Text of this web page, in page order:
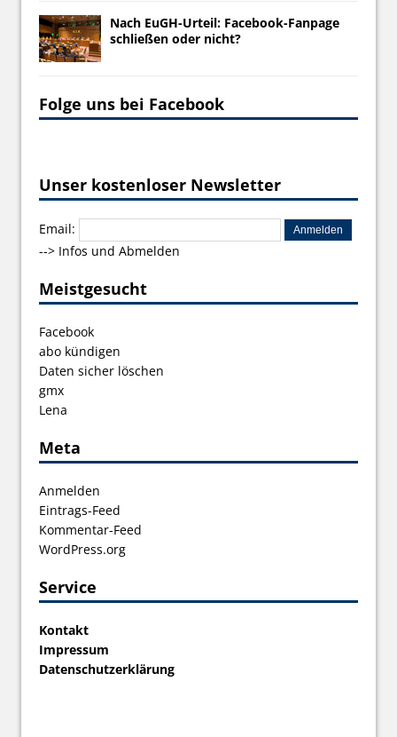
Nach EuGH-Urteil: Facebook-Fanpage
schließen oder nicht?
Folge uns bei Facebook
Unser kostenloser Newsletter
Email:
--> Infos und Abmelden
Meistgesucht
Facebook
abo kündigen
Daten sicher löschen
gmx
Lena
Meta
Anmelden
Eintrags-Feed
Kommentar-Feed
WordPress.org
Service
Kontakt
Impressum
Datenschutzerklärung